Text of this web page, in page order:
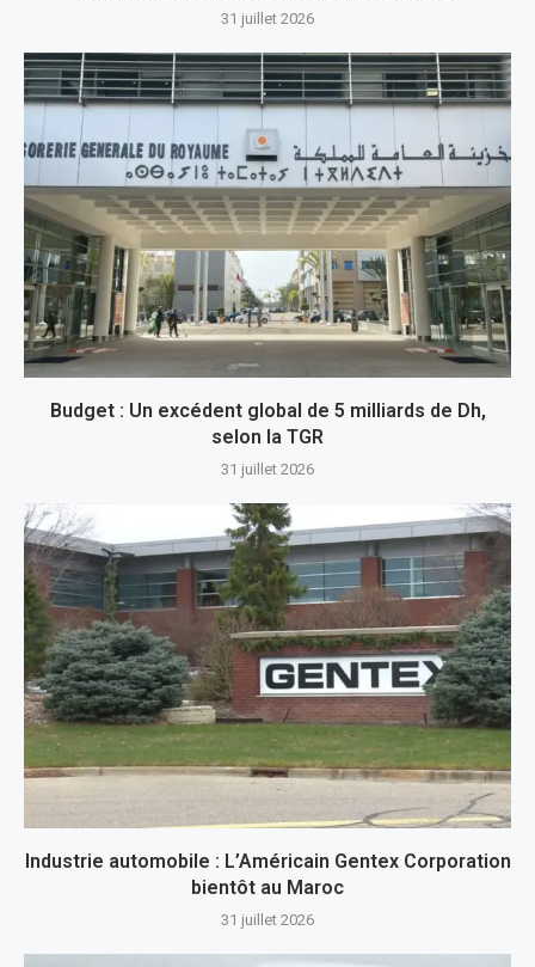
31 juillet 2026
Budget : Un excédent global de 5 milliards de Dh,
selon la TGR
31 juillet 2026
Industrie automobile : L’Américain Gentex Corporation
bientôt au Maroc
31 juillet 2026